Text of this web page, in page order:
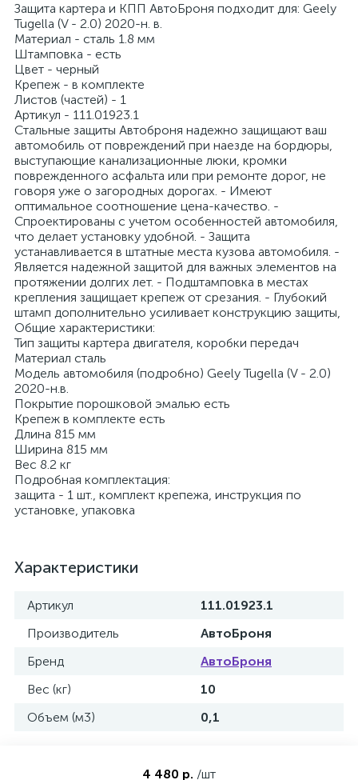
Защита картера и КПП АвтоБроня подходит для: Geely
Tugella (V - 2.0) 2020-н. в.
Материал - сталь 1.8 мм
Штамповка - есть
Цвет - черный
Крепеж - в комплекте
Листов (частей) - 1
Артикул - 111.01923.1
Стальные защиты Автоброня надежно защищают ваш
автомобиль от повреждений при наезде на бордюры,
выступающие канализационные люки, кромки
поврежденного асфальта или при ремонте дорог, не
говоря уже о загородных дорогах. - Имеют
оптимальное соотношение цена-качество. -
Спроектированы с учетом особенностей автомобиля,
что делает установку удобной. - Защита
устанавливается в штатные места кузова автомобиля. -
Является надежной защитой для важных элементов на
протяжении долгих лет. - Подштамповка в местах
крепления защищает крепеж от срезания. - Глубокий
штамп дополнительно усиливает конструкцию защиты,
Общие характеристики:
Тип защиты картера двигателя, коробки передач
Материал сталь
Модель автомобиля (подробно) Geely Tugella (V - 2.0)
2020-н.в.
Покрытие порошковой эмалью есть
Крепеж в комплекте есть
Длина 815 мм
Ширина 815 мм
Вес 8.2 кг
Подробная комплектация:
защита - 1 шт., комплект крепежа, инструкция по
установке, упаковка
Характеристики
Артикул
111.01923.1
Производитель
АвтоБроня
Бренд
АвтоБроня
Вес (кг)
10
Объем (м3)
0,1
4 480 р. /шт